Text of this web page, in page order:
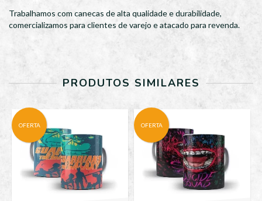
Trabalhamos com canecas de alta qualidade e durabilidade,
comercializamos para clientes de varejo e atacado para revenda.
PRODUTOS SIMILARES
OFERTA OFERTA